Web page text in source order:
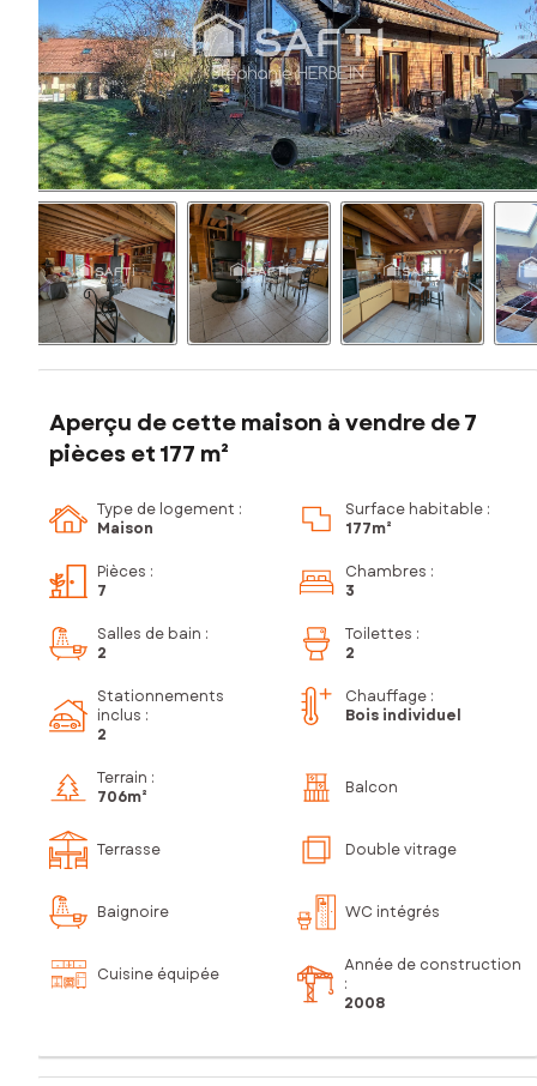
Aperçu de cette maison à vendre de 7
pièces et 177 m²
Type de logement :
Maison
Surface habitable :
177m²
Pièces :
7
Chambres :
3
Salles de bain :
2
Toilettes :
2
Stationnements
inclus :
2
Chauffage :
Bois individuel
Terrain :
706m²
Balcon
Terrasse Double vitrage
Baignoire WC intégrés
Cuisine équipée
Année de construction
:
2008